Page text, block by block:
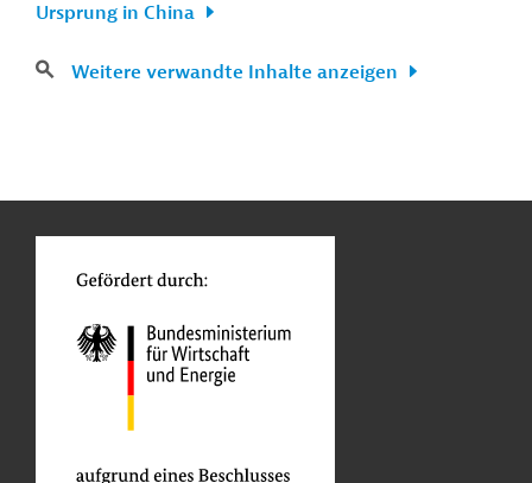
Ursprung in China
Weitere verwandte Inhalte anzeigen